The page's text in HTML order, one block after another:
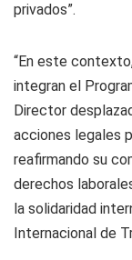
privados”.
“En este
integran el
Director
acciones legales
reafirmando su
derechos
la solidaridad
Internacional de